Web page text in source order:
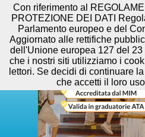
Con riferimento al
PROTEZIONE DEI DATI
Parlamento europeo e del
Aggiornato alle rettifiche
dell'Unione europea 127 del
che i nostri siti utilizziamo i
lettori. Se decidi di continuare
che accetti il loro